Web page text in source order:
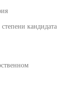
кандидата